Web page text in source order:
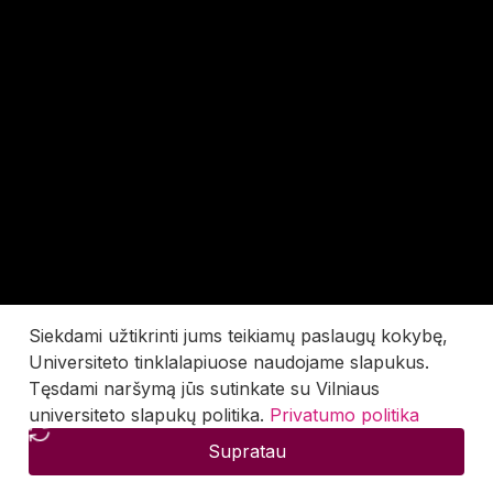
Siekdami užtikrinti jums teikiamų paslaugų kokybę,
Universiteto tinklalapiuose naudojame slapukus.
Tęsdami naršymą jūs sutinkate su Vilniaus
universiteto slapukų politika. Privatumo politika
Supratau